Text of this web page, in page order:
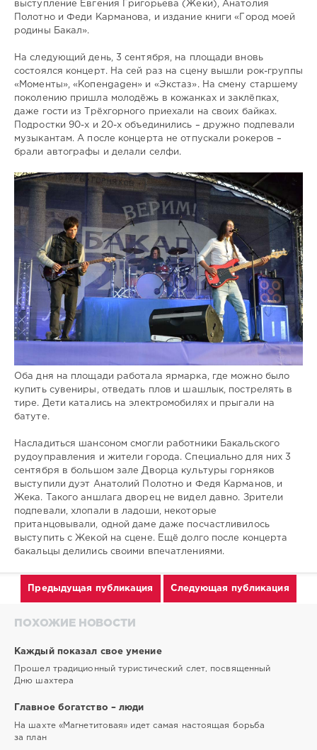
выступление Евгения Григорьева (Жеки), Анатолия
Полотно и Феди Карманова, и издание книги «Город моей
родины Бакал».
На следующий день, 3 сентября, на площади вновь
состоялся концерт. На сей раз на сцену вышли рок-группы
«Моменты», «Копенgagен» и «Экстаз». На смену старшему
поколению пришла молодёжь в кожанках и заклёпках,
даже гости из Трёхгорного приехали на своих байках.
Подростки 90-х и 20-х объединились – дружно подпевали
музыкантам. А после концерта не отпускали рокеров –
брали автографы и делали селфи.
Оба дня на площади работала ярмарка, где можно было
купить сувениры, отведать плов и шашлык, пострелять в
тире. Дети катались на электромобилях и прыгали на
батуте.
Насладиться шансоном смогли работники Бакальского
рудоуправления и жители города. Специально для них 3
сентября в большом зале Дворца культуры горняков
выступили дуэт Анатолий Полотно и Федя Карманов, и
Жека. Такого аншлага дворец не видел давно. Зрители
подпевали, хлопали в ладоши, некоторые
пританцовывали, одной даме даже посчастливилось
выступить с Жекой на сцене. Ещё долго после концерта
бакальцы делились своими впечатлениями.
Предыдущая публикация Следующая публикация
ПОХОЖИЕ НОВОСТИ
Каждый показал свое умение
Прошел традиционный туристический слет, посвященный
Дню шахтера
Главное богатство – люди
На шахте «Магнетитовая» идет самая настоящая борьба
за план